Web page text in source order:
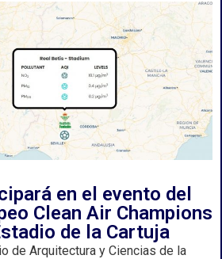
en el evento del
Clean Air Champions
de la Cartuja
de Arquitectura y Ciencias de la